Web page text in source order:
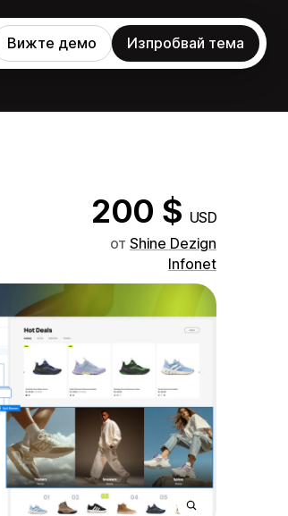
Вижте демо Изпробвай тема
200 $ USD
от Shine Dezign
Infonet